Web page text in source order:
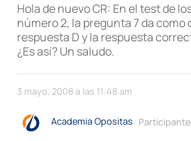
Hola de nuevo CR: En el test de
número 2, la pregunta 7 da como
respuesta D y la respuesta
¿Es así? Un saludo.
3 mayo, 2008 a las 11:48 am
Academia Opositas Participante